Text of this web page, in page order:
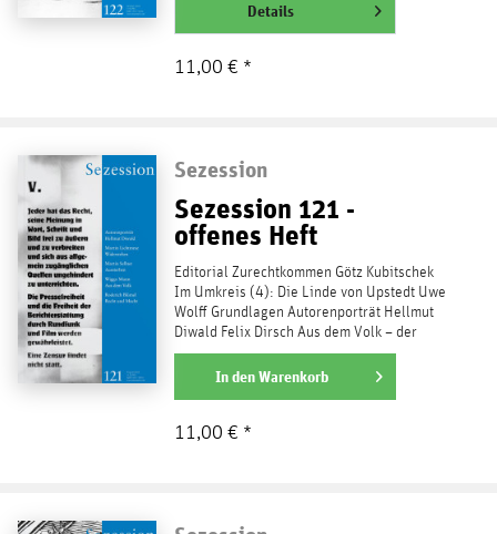
weiterlesenDetails
11,00 € *
Sezession
Sezession 121 -
offenes Heft
Editorial Zurechtkommen Götz Kubitschek
Im Umkreis (4): Die Linde von Upstedt Uwe
Wolff Grundlagen Autorenporträt Hellmut
Diwald Felix Dirsch Aus dem Volk – der
Politiker...
weiterlesen
In denWarenkorb
11,00 € *